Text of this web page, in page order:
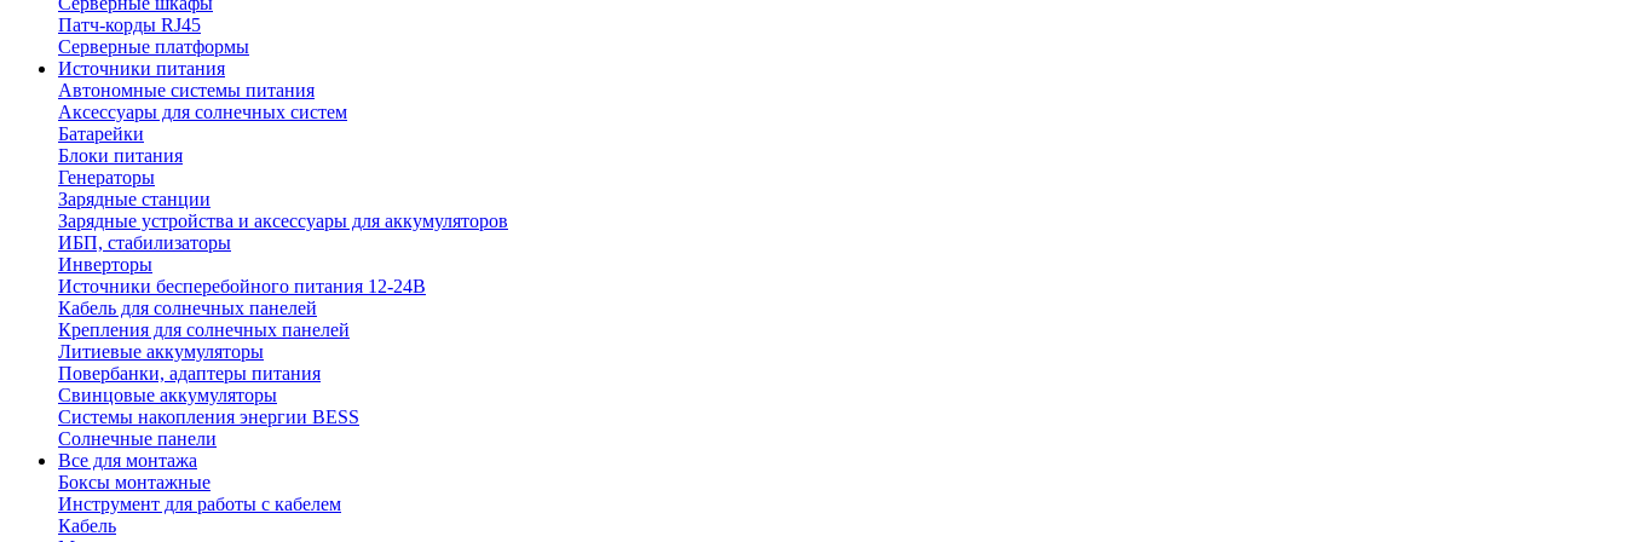
Патч-корды RJ45
Серверные платформы
Источники питания
Автономные системы питания
Аксессуары для солнечных систем
Батарейки
Блоки питания
Генераторы
Зарядные станции
Зарядные устройства и аксессуары для аккумуляторов
ИБП, стабилизаторы
Инверторы
Источники бесперебойного питания 12-24В
Кабель для солнечных панелей
Крепления для солнечных панелей
Литиевые аккумуляторы
Повербанки, адаптеры питания
Свинцовые аккумуляторы
Системы накопления энергии BESS
Солнечные панели
Все для монтажа
Боксы монтажные
Инструмент для работы с кабелем
Кабель